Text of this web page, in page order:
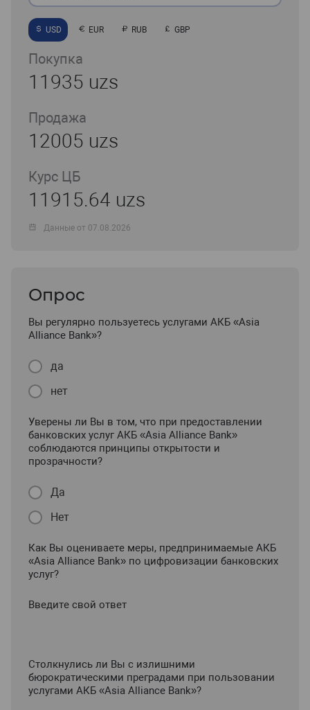
USD EUR RUB GBP
Покупка
11935 uzs
Продажа
12005 uzs
Курс ЦБ
11915.64 uzs
Данные от 07.08.2026
Опрос
Вы регулярно пользуетесь услугами АКБ «Asia
Alliance Bank»?
да
нет
Уверены ли Вы в том, что при предоставлении
банковских услуг АКБ «Asia Alliance Bank»
соблюдаются принципы открытости и
прозрачности?
Да
Нет
Как Вы оцениваете меры, предпринимаемые АКБ
«Asia Alliance Bank» по цифровизации банковских
услуг?
Введите свой ответ
Столкнулись ли Вы с излишними
бюрократическими преградами при пользовании
услугами АКБ «Asia Alliance Bank»?